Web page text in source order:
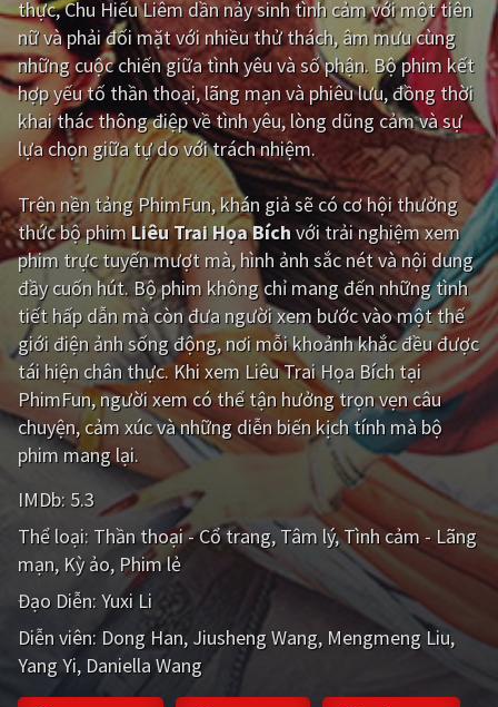
Giật gân Gia đình
Bí ẩn Lịch sử
Viễn Tây Tiểu sử
GameShow DramaTV
QUỐC GIA
Âu - Mỹ Trung Quốc - Hồng Kông
Hàn Quốc Nhật Bản
Ấn Độ Việt Nam
Tổng hợp
CẬP NHẬT
PHIM MỚI
PHIM BỘ
PHIM LẺ
PHIM CHIẾU RẠP
TUYỂN TẬP PHIM
thực, Chu Hiếu Liêm dần nảy sinh tình cảm với một tiên
nữ và phải đối mặt với nhiều thử thách, âm mưu cùng
những cuộc chiến giữa tình yêu và số phận. Bộ phim kết
hợp yếu tố thần thoại, lãng mạn và phiêu lưu, đồng thời
khai thác thông điệp về tình yêu, lòng dũng cảm và sự
lựa chọn giữa tự do với trách nhiệm.
Trên nền tảngPhimFun, khán giả sẽ có cơ hội thưởng
thức bộ phimLiêu Trai Họa Bíchvới trải nghiệm xem
phim trực tuyến mượt mà, hình ảnh sắc nét và nội dung
đầy cuốn hút. Bộ phim không chỉ mang đến những tình
tiết hấp dẫn mà còn đưa người xem bước vào một thế
giới điện ảnh sống động, nơi mỗi khoảnh khắc đều được
tái hiện chân thực. Khi xem Liêu Trai Họa Bích tại
PhimFun, người xem có thể tận hưởng trọn vẹn câu
chuyện, cảm xúc và những diễn biến kịch tính mà bộ
phim mang lại.
IMDb: 5.3
Thể loại: Thần thoại - Cổ trang Tâm lý Tình cảm - Lãng
mạn Kỳ ảo Phim lẻ
Đạo Diễn: Yuxi Li
Diễn viên: Dong Han Jiusheng Wang Mengmeng Liu
Yang Yi Daniella Wang